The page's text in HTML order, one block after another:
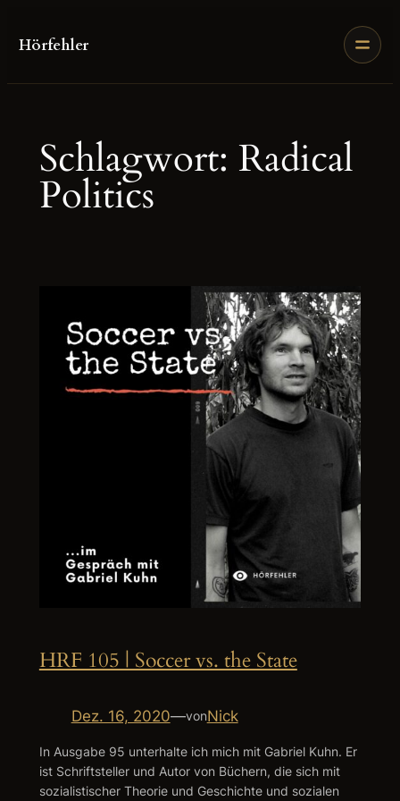
Inhalt
Hörfehler
Schlagwort: Radical
Politics
HRF 105 | Soccer vs. the State
Dez. 16, 2020—vonNick
In Ausgabe 95 unterhalte ich mich mit Gabriel Kuhn. Er
ist Schriftsteller und Autor von Büchern, die sich mit
sozialistischer Theorie und Geschichte und sozialen